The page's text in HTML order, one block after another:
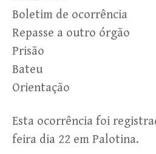
Boletim de ocorrência
Repasse a outro órgão
Prisão
Bateu
Orientação
Esta ocorrência foi
feira dia 22 em Palotina.